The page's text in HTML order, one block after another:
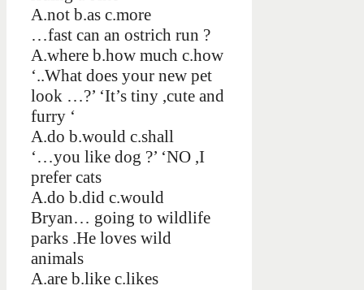
A.not b.as c.more
…fast can an ostrich run ?
A.where b.how much c.how
‘..What does your new pet
look …?’ ‘It’s tiny ,cute and
furry ‘
A.do b.would c.shall
‘…you like dog ?’ ‘NO ,I
prefer cats
A.do b.did c.would
Bryan… going to wildlife
parks .He loves wild
animals
A.are b.like c.likes